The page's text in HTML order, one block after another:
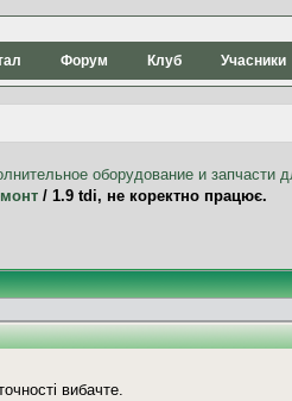
Форум Клуб Учасники
/ 1.9 tdi, не коректно працює.
вибачте.